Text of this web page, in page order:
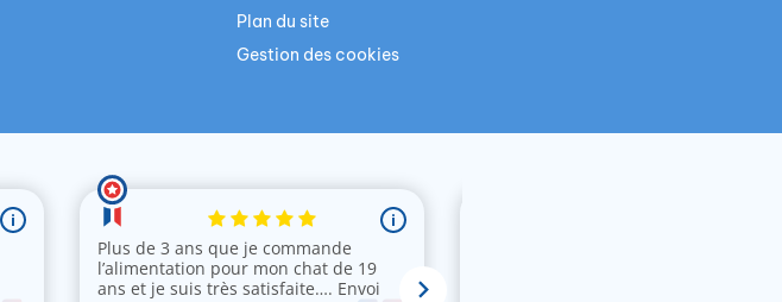
Plan du site
Gestion des cookies